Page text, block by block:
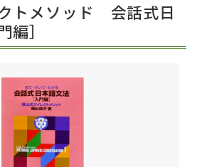
教師用参考書
トメソッド 会話式日
編］